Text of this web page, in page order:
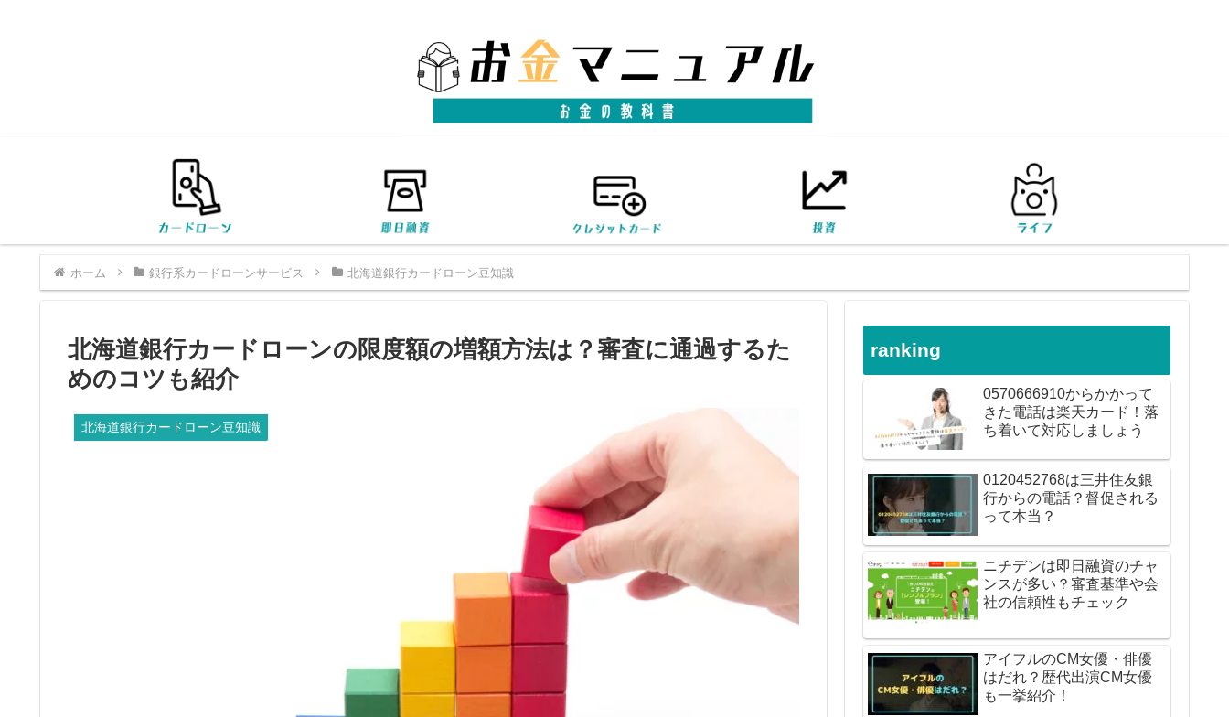
ホーム 銀行系カードローンサービス 北海道銀行カードローン豆知識
北海道銀行カードローンの限度額の増額方法は？審査に通過するた
めのコツも紹介
北海道銀行カードローン豆知識
ranking
0570666910からかかって
きた電話は楽天カード！落
ち着いて対応しましょう
0120452768は三井住友銀
行からの電話？督促される
って本当？
ニチデンは即日融資のチャ
ンスが多い？審査基準や会
社の信頼性もチェック
アイフルのCM女優・俳優
はだれ？歴代出演CM女優
も一挙紹介！